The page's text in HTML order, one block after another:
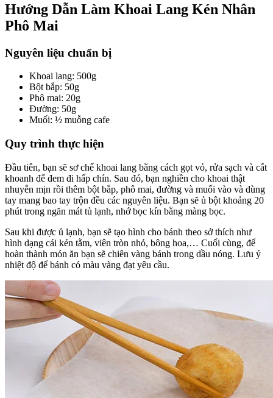
Hướng Dẫn Làm Khoai Lang Kén Nhân
Phô Mai
Nguyên liệu chuẩn bị
Khoai lang: 500g
Bột bắp: 50g
Phô mai: 20g
Đường: 50g
Muối: ½ muỗng cafe
Quy trình thực hiện
Đầu tiên, bạn sẽ sơ chế khoai lang bằng cách gọt vỏ, rửa sạch và cắt
khoanh để đem đi hấp chín. Sau đó, bạn nghiền cho khoai thật
nhuyễn mịn rồi thêm bột bắp, phô mai, đường và muối vào và dùng
tay mang bao tay trộn đều các nguyên liệu. Bạn sẽ ủ bột khoảng 20
phút trong ngăn mát tủ lạnh, nhớ bọc kín bằng màng bọc.
Sau khi được ủ lạnh, bạn sẽ tạo hình cho bánh theo sở thích như
hình dạng cái kén tằm, viên tròn nhỏ, bông hoa,… Cuối cùng, để
hoàn thành món ăn bạn sẽ chiên vàng bánh trong dầu nóng. Lưu ý
nhiệt độ để bánh có màu vàng đạt yêu cầu.